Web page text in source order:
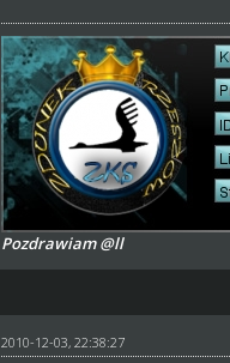
Pozdrawiam @ll
2010-12-03, 22:38:27